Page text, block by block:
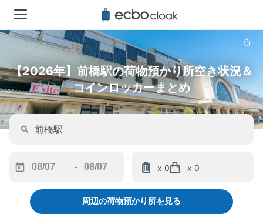
【2026年】前橋駅の荷物預かり所空き状況＆
コインロッカーまとめ
forward
interact
-
backward
to
interact
x 0 x 0
周辺の荷物預かり所を見る